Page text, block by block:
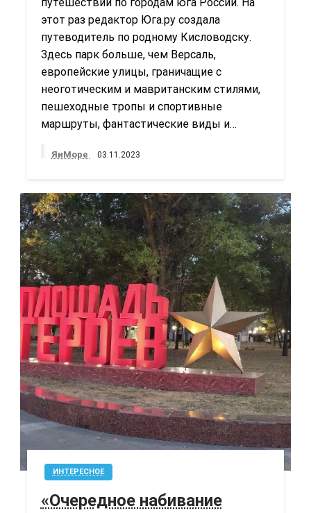
этот раз редактор Юга.ру создала
путеводитель по родному Кисловодску.
Здесь парк больше, чем Версаль,
европейские улицы, граничащие с
неоготическим и мавританским стилями,
пешеходные тропы и спортивные
маршруты, фантастические виды и…
ЯиМоре 03.11.2023
ИНТЕРЕСНОЕ
«Очередное набивание